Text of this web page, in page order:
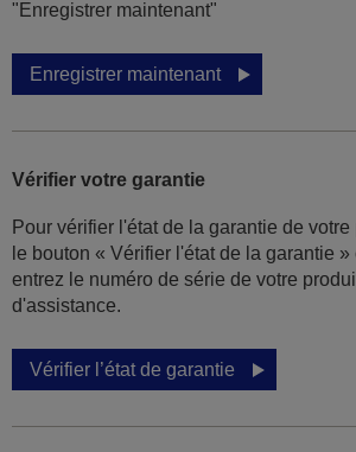
"Enregistrer maintenant"
Enregistrer maintenant
Vérifier votre garantie
Pour vérifier l'état de la garantie de
le bouton « Vérifier l'état de la garantie
entrez le numéro de série de votre
d'assistance.
Vérifier l’état de garantie